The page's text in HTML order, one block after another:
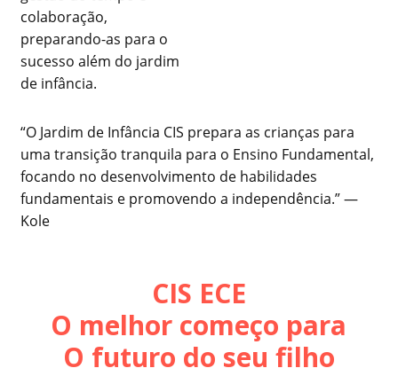
colaboração,
preparando-as para o
sucesso além do jardim
de infância.
“O Jardim de Infância CIS prepara as crianças para
uma transição tranquila para o Ensino Fundamental,
focando no desenvolvimento de habilidades
fundamentais e promovendo a independência.” —
Kole
CIS ECE
O melhor começo para
O futuro do seu filho